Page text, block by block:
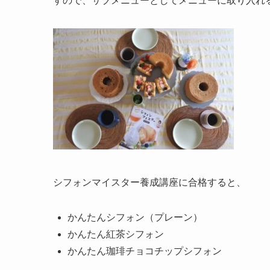
シフォンマイスター養成講座に合格すると、
かんたんシフォン（プレーン）
かんたん紅茶シフォン
かんたん珈琲チョコチップシフォン